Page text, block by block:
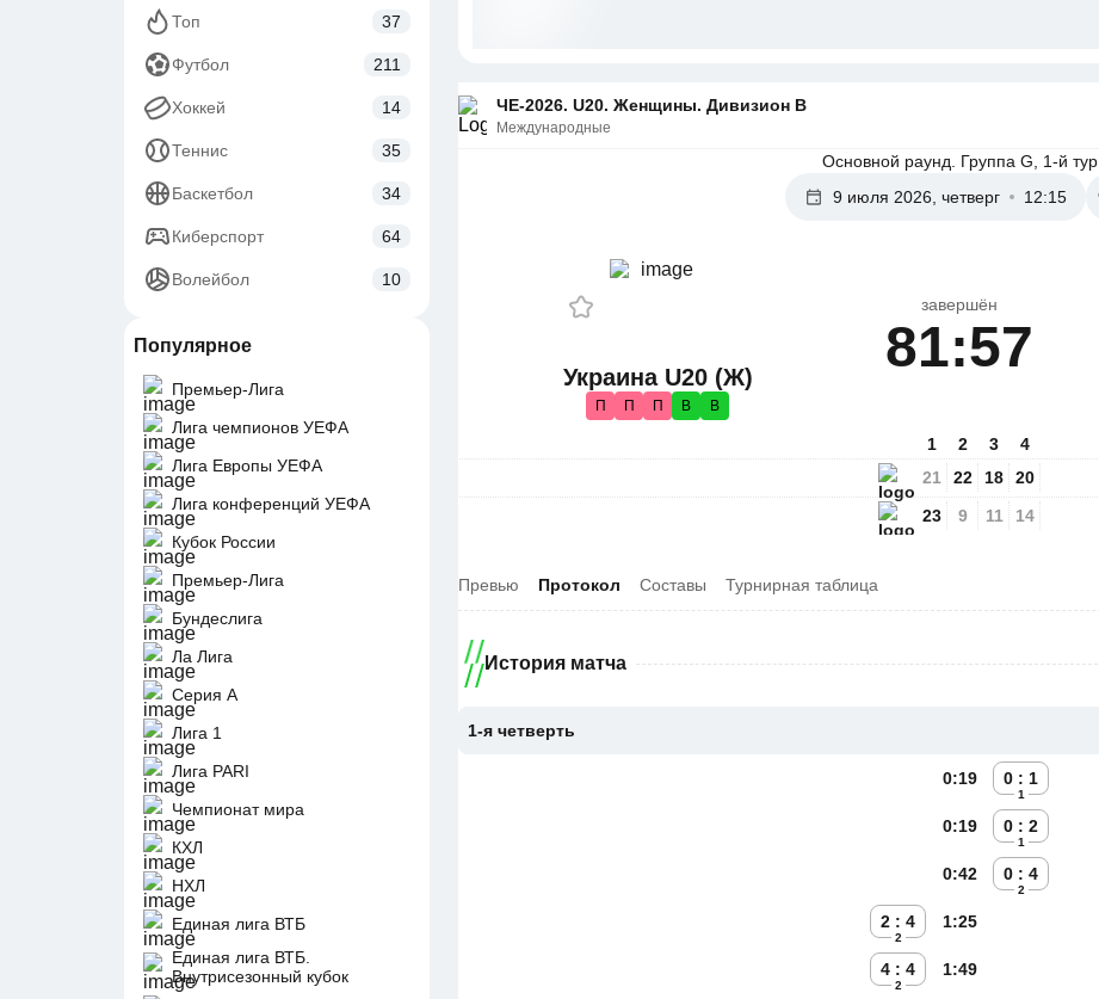
Топ 37
Футбол 211
Хоккей 14
Теннис 35
Баскетбол 34
Киберспорт 64
Волейбол 10
Популярное
Премьер-Лига
Лига чемпионов УЕФА
Лига Европы УЕФА
Лига конференций УЕФА
Кубок России
Премьер-Лига
Бундеслига
Ла Лига
Серия А
Лига 1
Лига PARI
Чемпионат мира
КХЛ
НХЛ
Единая лига ВТБ
Единая лига ВТБ.
Внутрисезонный кубок
ЧЕ-2026. U20. Женщины. Дивизион В
Международные
Основной раунд. Группа G, 1-й тур
9 июля 2026, четверг
12:15
Украина U20 (Ж)
П П П В В
завершён
81:57
1
21
23
2
22
9
3
18
11
4
20
14
Превью Протокол Составы Турнирная таблица
История матча
1-я четверть
0 : 1
1
0:19
0 : 2
1
0:19
0 : 4
2
0:42
2 : 4
2
1:25
4 : 4
2
1:49